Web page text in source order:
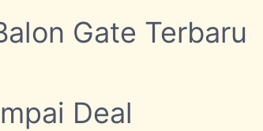
Gate Terbaru
Deal